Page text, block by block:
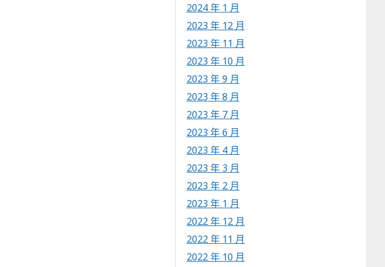
2024 年 1 月
2023 年 12 月
2023 年 11 月
2023 年 10 月
2023 年 9 月
2023 年 8 月
2023 年 7 月
2023 年 6 月
2023 年 4 月
2023 年 3 月
2023 年 2 月
2023 年 1 月
2022 年 12 月
2022 年 11 月
2022 年 10 月